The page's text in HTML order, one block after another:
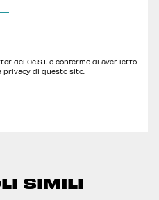
del Ce.S.I. e confermo di aver letto
privacy di questo sito.
SIMILI